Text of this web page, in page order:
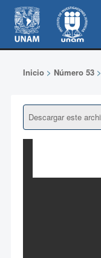
Inicio> Número 53>
Descargar este